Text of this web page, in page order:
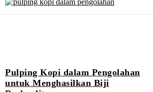
Pulping Kopi dalam Pengolahan
untuk Menghasilkan Biji